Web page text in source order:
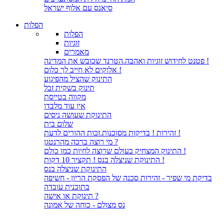
סיאנס עם אלוף ישראל
הפלות
הפלות
זוגיות
מאמרים
פטנט לחידוש זוגיות ואהבה.הטרנד שכובש את המדינה !
אלוקים לא חייב לך כלום !
התינוק שהציל מהפיגוע
תינוק בשקית זבל
מקווה בטייסת
אין עוד מלבדו
התינוקת שעושה ניסים
שלום בית
זהירות ! בדיקות מסוכנות.זכות ההורים לדעת !
מי רוצה ברכה מהרנטגן ?
התינוק המצחיק בעולם שרוצה לחיות כמו כולם !
התינוקת שניצלה בנס ! תקציר 10 דקות !
התינוקת שניצלה בנס
בדיקת מי שפיר - זהירות סכנה של הפסקת הריון - חשיפה
בתוכנית עובדה
תינוקת או אישה ?
נס מצולם - כוחה של אמונה